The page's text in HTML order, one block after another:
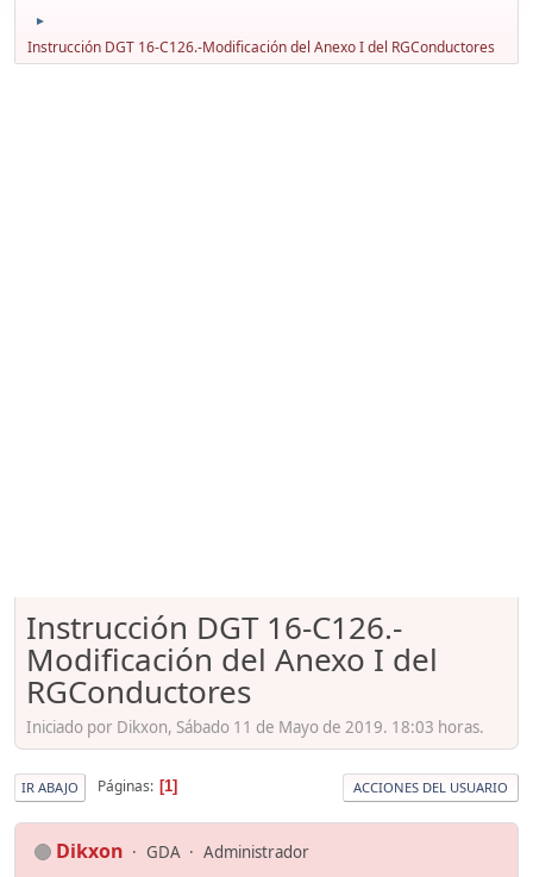
►
Instrucción DGT 16-C126.-Modificación del Anexo I del RGConductores
Instrucción DGT 16-C126.-
Modificación del Anexo I del
RGConductores
Iniciado por Dikxon, Sábado 11 de Mayo de 2019. 18:03 horas.
IR ABAJO Páginas 1 ACCIONES DEL USUARIO
Dikxon GDA Administrador